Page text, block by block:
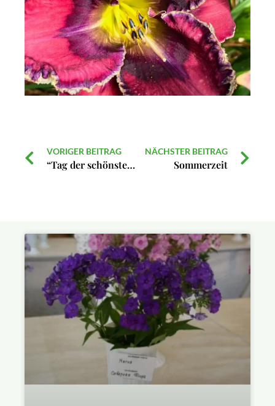
VORIGER BEITRAG
“Tag der schönsten Gärten” in Philemons Garten
NÄCHSTER BEITRAG
Sommerzeit